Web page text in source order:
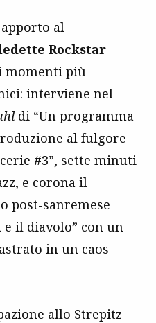
al
Rockstar
momenti più
interviene nel
di “Un programma
al fulgore
#3”, sette minuti
e corona il
post-sanremese
il diavolo” con un
in un caos
allo Strepitz